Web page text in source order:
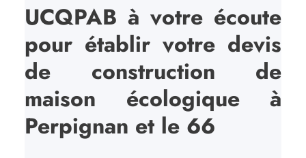
UCQPAB à votre écoute
pour établir votre devis
de construction de
maison écologique à
Perpignan et le 66